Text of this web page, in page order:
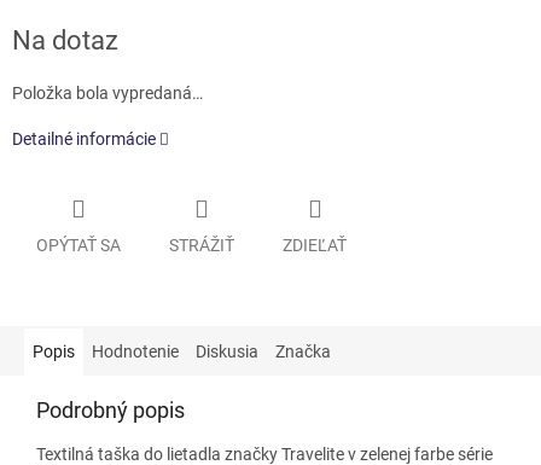
cena:
Na dotaz
Položka bola vypredaná…
Detailné informácie
OPÝTAŤ SA STRÁŽIŤ ZDIEĽAŤ
Popis Hodnotenie Diskusia Značka
Podrobný popis
Textilná taška do lietadla značky Travelite v zelenej farbe série